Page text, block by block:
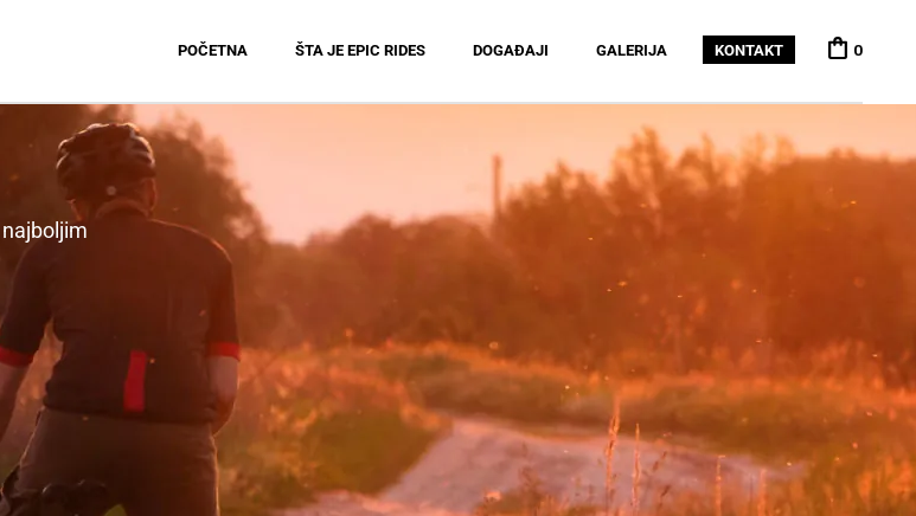
POČETNA ŠTA JE EPIC RIDES DOGAĐAJI GALERIJA KONTAKT 0